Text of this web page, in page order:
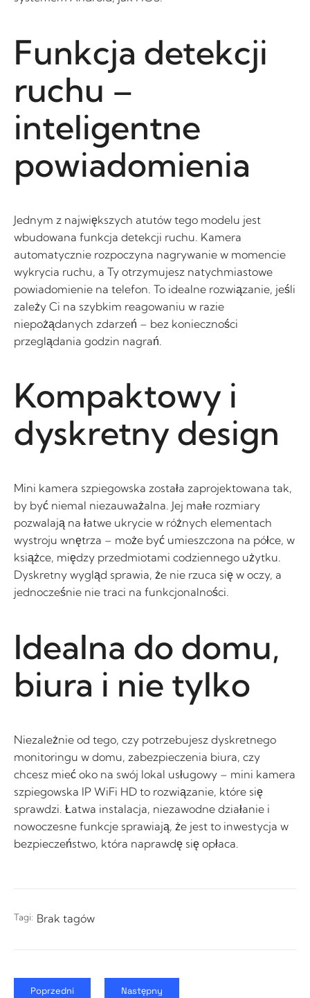
Funkcja detekcji
ruchu –
inteligentne
powiadomienia
Jednym z największych atutów tego modelu jest
wbudowana funkcja detekcji ruchu. Kamera
automatycznie rozpoczyna nagrywanie w momencie
wykrycia ruchu, a Ty otrzymujesz natychmiastowe
powiadomienie na telefon. To idealne rozwiązanie, jeśli
zależy Ci na szybkim reagowaniu w razie
niepożądanych zdarzeń – bez konieczności
przeglądania godzin nagrań.
Kompaktowy i
dyskretny design
Mini kamera szpiegowska została zaprojektowana tak,
by być niemal niezauważalna. Jej małe rozmiary
pozwalają na łatwe ukrycie w różnych elementach
wystroju wnętrza – może być umieszczona na półce, w
książce, między przedmiotami codziennego użytku.
Dyskretny wygląd sprawia, że nie rzuca się w oczy, a
jednocześnie nie traci na funkcjonalności.
Idealna do domu,
biura i nie tylko
Niezależnie od tego, czy potrzebujesz dyskretnego
monitoringu w domu, zabezpieczenia biura, czy
chcesz mieć oko na swój lokal usługowy – mini kamera
szpiegowska IP WiFi HD to rozwiązanie, które się
sprawdzi. Łatwa instalacja, niezawodne działanie i
nowoczesne funkcje sprawiają, że jest to inwestycja w
bezpieczeństwo, która naprawdę się opłaca.
Tagi: Brak tagów
Poprzedni Następny